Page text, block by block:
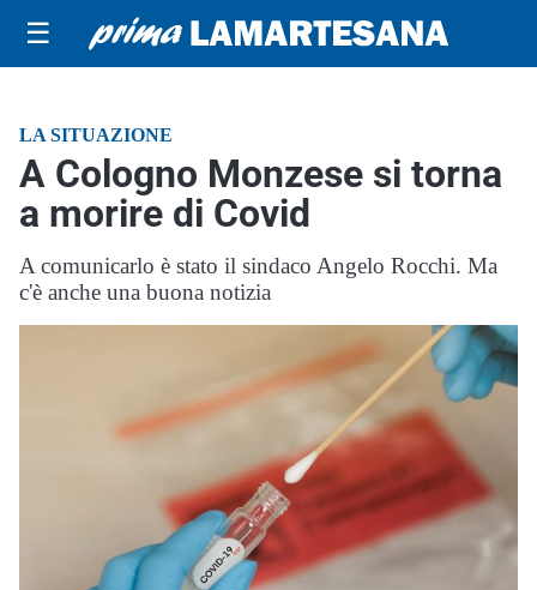
☰
LA SITUAZIONE
A Cologno Monzese si torna
a morire di Covid
A comunicarlo è stato il sindaco Angelo Rocchi. Ma
c'è anche una buona notizia